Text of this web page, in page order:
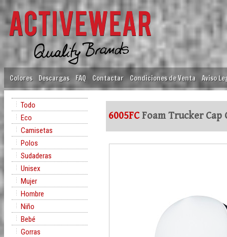
Colores Descargas FAQ Contactar Condiciones de Venta Aviso
Todo
Eco
Camisetas
Polos
Sudaderas
Unisex
Mujer
Hombre
Niño
Bebé
Gorras
6005FCFoam Trucker Cap